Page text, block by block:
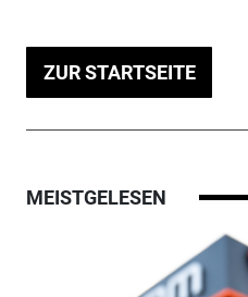
ZUR STARTSEITE
MEISTGELESEN